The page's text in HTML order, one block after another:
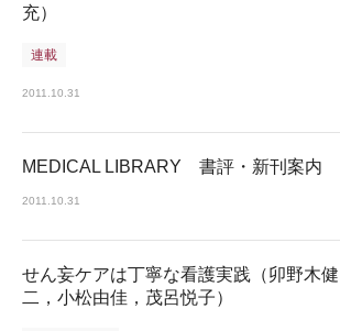
充）
連載
2011.10.31
MEDICAL LIBRARY 書評・新刊案内
2011.10.31
せん妄ケアは丁寧な看護実践（卯野木
二，小松由佳，茂呂悦子）